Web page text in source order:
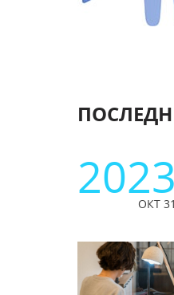
2023
ОКТ 31